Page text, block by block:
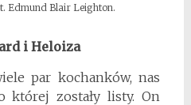
Edmund Blair Leighton.
i Heloiza
par kochanków, nas
której zostały listy. On